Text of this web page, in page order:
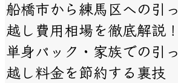
船橋市から練馬区への引っ
越し費用相場を徹底解説！
単身パック・家族での引っ
越し料金を節約する裏技